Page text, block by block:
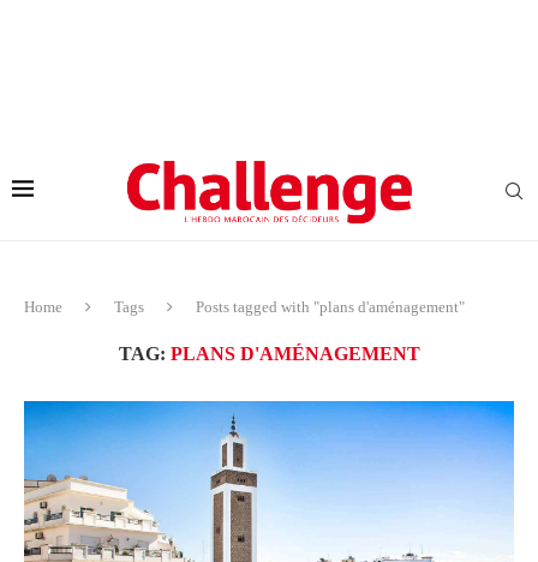
Home Tags Posts tagged with "plans d'aménagement"
TAG: PLANS D'AMÉNAGEMENT